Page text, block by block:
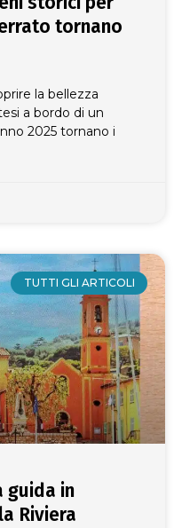
tornano
la bellezza
a bordo di un
2025 tornano i
TUTTI GLI ARTICOLI
guida in
Riviera